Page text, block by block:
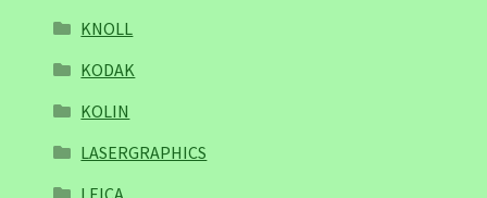
KNOLL
KODAK
KOLIN
LASERGRAPHICS